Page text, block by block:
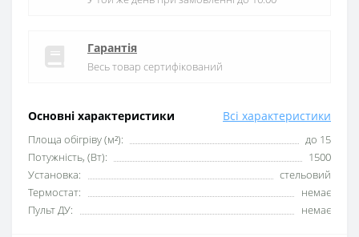
Основні характеристики Всі характеристики
Площа обігріву (м²):
до 15
Потужність, (Вт):
1500
Установка:
стельовий
Термостат:
немає
Пульт ДУ:
немає
Гарантія
Весь товар сертифікований